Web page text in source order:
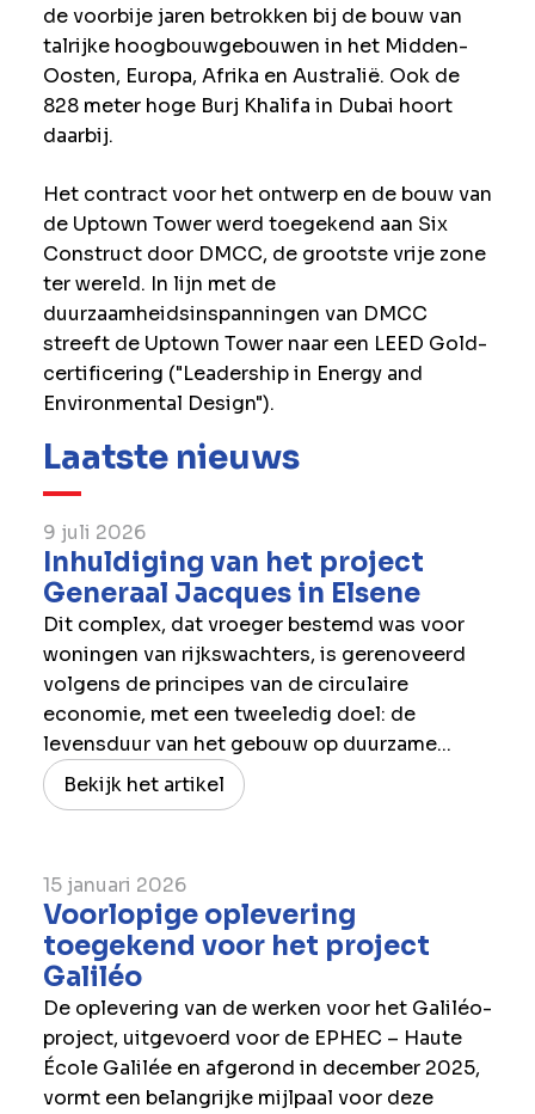
de voorbije jaren betrokken bij de bouw van
talrijke hoogbouwgebouwen in het Midden-
Oosten, Europa, Afrika en Australië. Ook de
828 meter hoge Burj Khalifa in Dubai hoort
daarbij.
Het contract voor het ontwerp en de bouw van
de Uptown Tower werd toegekend aan Six
Construct door DMCC, de grootste vrije zone
ter wereld. In lijn met de
duurzaamheidsinspanningen van DMCC
streeft de Uptown Tower naar een LEED Gold-
certificering ("Leadership in Energy and
Environmental Design").
Laatste nieuws
9 juli 2026
Inhuldiging van het project
Generaal Jacques in Elsene
Dit complex, dat vroeger bestemd was voor
woningen van rijkswachters, is gerenoveerd
volgens de principes van de circulaire
economie, met een tweeledig doel: de
levensduur van het gebouw op duurzame...
Bekijk het artikel
15 januari 2026
Voorlopige oplevering
toegekend voor het project
Galiléo
De oplevering van de werken voor het Galiléo-
project, uitgevoerd voor de EPHEC – Haute
École Galilée en afgerond in december 2025,
vormt een belangrijke mijlpaal voor deze